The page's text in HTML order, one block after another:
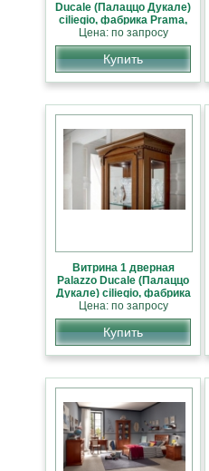
Ducale (Палаццо Дукале)
ciliegio, фабрика Prama,
классика НОВИНКА
Цена: по запросу
Купить
Витрина 1 дверная
Palazzo Ducale (Палаццо
Дукале) ciliegio, фабрика
Prama, классика
НОВИНКА
Цена: по запросу
Купить